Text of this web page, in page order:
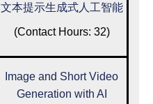
文本提示生成式人工智能
(Contact Hours: 32)
Image and Short Video
Generation with AI